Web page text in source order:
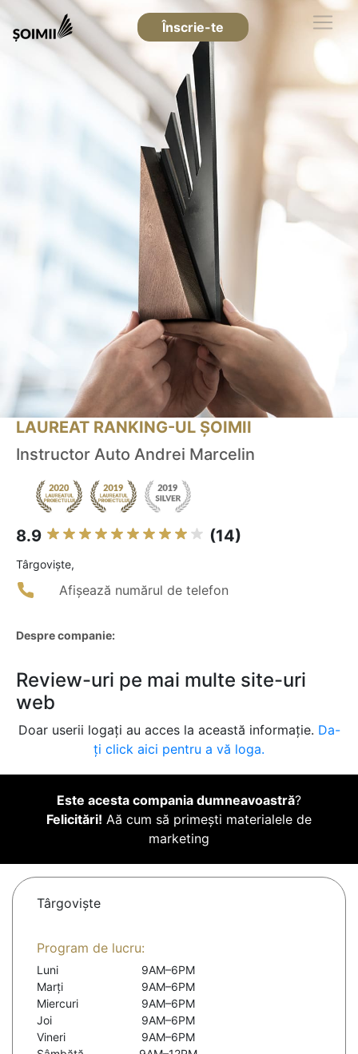
Înscrie-te
LAUREAT RANKING-UL ȘOIMII
Instructor Auto Andrei Marcelin
8.9 (14)
Târgovişte,
Afișează numărul de telefon
Despre companie:
Review-uri pe mai multe site-uri
web
Doar userii logați au acces la această informație. Da-
ți click aici pentru a vă loga.
Este acesta compania dumneavoastră?
Felicitări! Aă cum să primești materialele de
marketing
Târgovişte
Program de lucru:
Luni
9AM–6PM
Marți
9AM–6PM
Miercuri
9AM–6PM
Joi
9AM–6PM
Vineri
9AM–6PM